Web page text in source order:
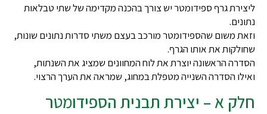
ליצירת גרף ספידומטר יש צורך בהכנה מקדימה של שתי טבלאות
נתונים.
וזאת משום שהספידומטר מורכב בעצם משתי סדרות נתונים שונות,
שחולקות את אותו הגרף.
הסדרה הראשונה יוצרת את לוח המחוונים שמציג את השנתות,
ואילו הסדרה השנייה מטפלת במחוג, שמראה את הערך הרצוי.
חלק א – יצירת תבנית הספידומטר